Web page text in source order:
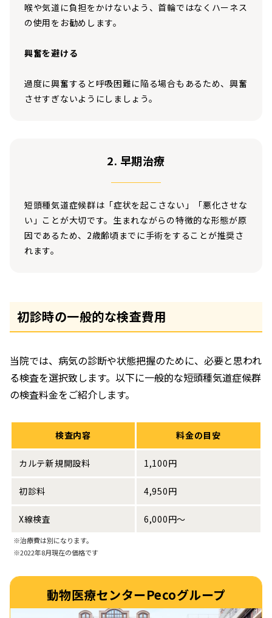
喉や気道に負担をかけないよう、首輪ではなくハーネス
の使用をお勧めします。
興奮を避ける
過度に興奮すると呼吸困難に陥る場合もあるため、興奮
させすぎないようにしましょう。
2. 早期治療
短頭種気道症候群は「症状を起こさない」「悪化させな
い」ことが大切です。生まれながらの特徴的な形態が原
因であるため、2歳齢頃までに手術をすることが推奨さ
れます。
初診時の一般的な検査費用
当院では、病気の診断や状態把握のために、必要と思われ
る検査を選択致します。以下に一般的な短頭種気道症候群
の検査料金をご紹介します。
検査内容 料金の目安
カルテ新規開設料 1,100円
初診料 4,950円
X線検査 6,000円〜
※治療費は別になります。
※2022年8月現在の価格です
動物医療センターPecoグループ